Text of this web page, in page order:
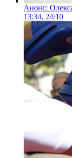
Анонс:
13:34, 24/10